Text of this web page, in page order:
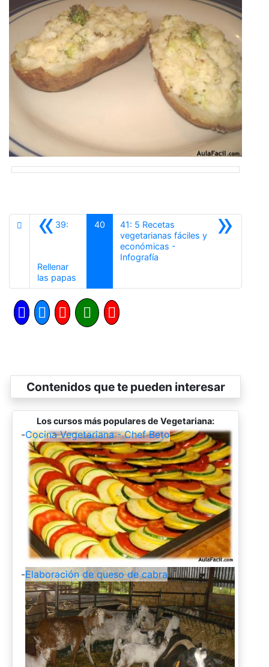
«39:
Rellenar
las papas
40 »
41: 5 Recetas
vegetarianas fáciles y
económicas -
InfografíaSiguiente
Contenidos que te pueden interesar
Los cursos más populares de Vegetariana:
-Cocina Vegetariana - Chef Beto
-Elaboración de queso de cabra